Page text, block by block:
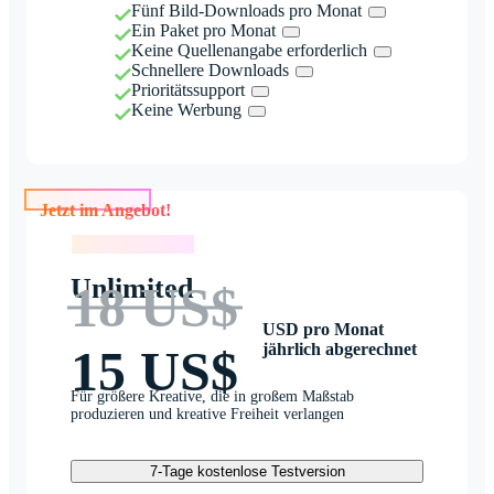
Fünf Bild-Downloads pro Monat
Ein Paket pro Monat
Keine Quellenangabe erforderlich
Schnellere Downloads
Prioritätssupport
Keine Werbung
Jetzt im Angebot!
Unlimited
18 US$
15 US$
USD pro Monat
jährlich abgerechnet
Für größere Kreative, die in großem Maßstab
produzieren und kreative Freiheit verlangen
7-Tage kostenlose Testversion